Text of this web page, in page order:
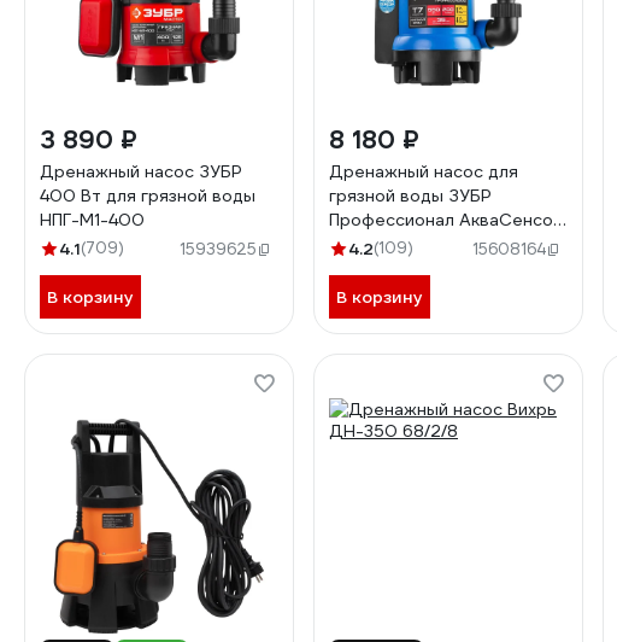
3 890 ₽
Дренажный насос ЗУБР
400 Вт для грязной воды
НПГ-М1-400
4.1(709) 15939625
В корзину
8 180 ₽
Дренажный насос для
грязной воды ЗУБР
Профессионал АкваСенсор
550 Вт НПГ-Т7-550
4.2(109) 15608164
В корзину